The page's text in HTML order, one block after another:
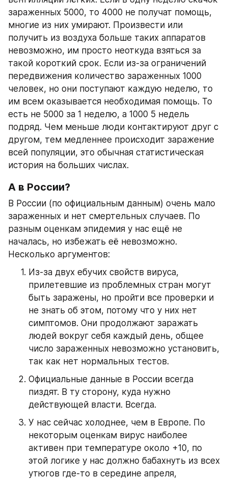
зараженных 5000, то 4000 не получат помощь,
многие из них умирают. Произвести или
получить из воздуха больше таких аппаратов
невозможно, им просто неоткуда взяться за
такой короткий срок. Если из-за ограничений
передвижения количество зараженных 1000
человек, но они поступают каждую неделю, то
им всем оказывается необходимая помощь. То
есть не 5000 за 1 неделю, а 1000 5 недель
подряд. Чем меньше люди контактируют друг с
другом, тем медленнее происходит заражение
всей популяции, это обычная статистическая
история на больших числах.
А в России?
В России (по официальным данным) очень мало
зараженных и нет смертельных случаев. По
разным оценкам эпидемия у нас ещё не
началась, но избежать её невозможно.
Несколько аргументов:
Из-за двух ебучих свойств вируса,
прилетевшие из проблемных стран могут
быть заражены, но пройти все проверки и
не знать об этом, потому что у них нет
симптомов. Они продолжают заражать
людей вокруг себя каждый день, общее
число зараженных невозможно установить,
так как нет нормальных тестов.
Официальные данные в России всегда
пиздят. В ту сторону, куда нужно
действующей власти. Всегда.
У нас сейчас холоднее, чем в Европе. По
некоторым оценкам вирус наиболее
активен при температуре около +10, по
этой логике у нас должно бабахнуть из всех
утюгов где-то в середине апреля,